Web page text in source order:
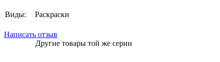
Виды: Раскраски
Написать отзыв
Другие товары той же серии